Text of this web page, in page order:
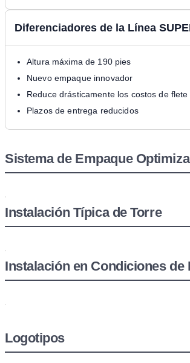
Diferenciadores de la Línea
Altura máxima de 190 pies
Nuevo empaque innovador
Reduce drásticamente los costos de flete
Plazos de entrega reducidos
Sistema de Empaque
Instalación Típica de Torre
Instalación en Condiciones de
Logotipos